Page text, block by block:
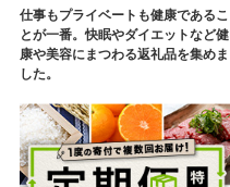
仕事もプライベートも健康であるこ
とが一番。快眠やダイエットなど健
康や美容にまつわる返礼品を集めま
した。